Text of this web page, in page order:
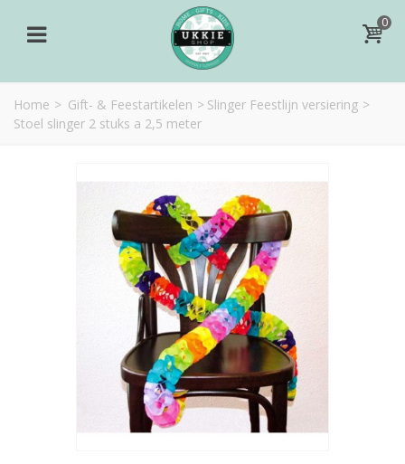
0
Home > Gift- & Feestartikelen > Slinger Feestlijn versiering >
Stoel slinger 2 stuks a 2,5 meter